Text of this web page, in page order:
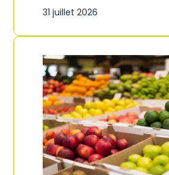
a
e
o
u
p
e
–
A
n
n
é
e
2
n
i
e
d
e
s
p
r
i
x
d
e
p
31 juillet 2026